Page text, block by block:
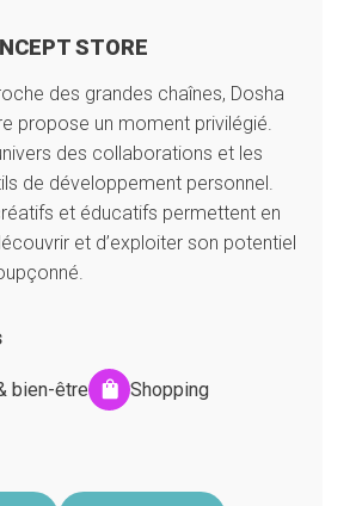
STORE
des grandes chaînes, Dosha
propose un moment privilégié.
des collaborations et les
de développement personnel.
et éducatifs permettent en
et d’exploiter son potentiel
bien-être Shopping